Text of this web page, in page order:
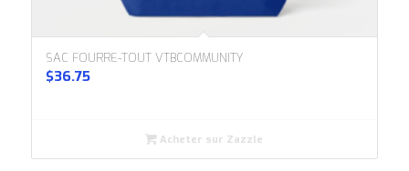
SAC FOURRE-TOUT VTBCOMMUNITY
$36.75
Acheter sur Zazzle